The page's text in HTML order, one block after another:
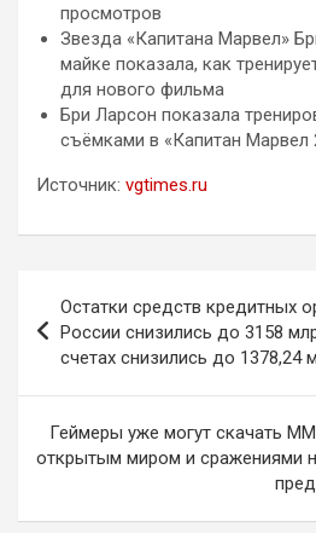
просмотров
Звезда «Капитана Марвел»
майке показала, как
для нового фильма
Бри Ларсон показала
съёмками в «Капитан Марвел
Источник: vgtimes.ru
по
записям
Остатки средств кредитных
России снизились до 3158
счетах снизились до 1378,24
Геймеры уже могут скачать
открытым миром и сражениями